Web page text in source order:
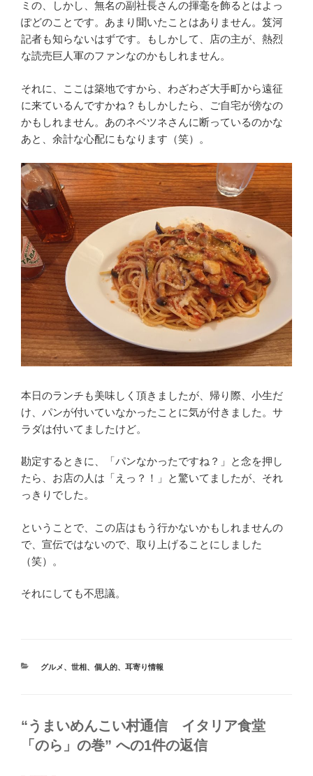
ミの、しかし、無名の副社長さんの揮毫を飾るとはよっ
ぽどのことです。あまり聞いたことはありません。笈河
記者も知らないはずです。もしかして、店の主が、熱烈
な読売巨人軍のファンなのかもしれません。
それに、ここは築地ですから、わざわざ大手町から遠征
に来ているんですかね？もしかしたら、ご自宅が傍なの
かもしれません。あのネベツネさんに断っているのかな
あと、余計な心配にもなります（笑）。
本日のランチも美味しく頂きましたが、帰り際、小生だ
け、パンが付いていなかったことに気が付きました。サ
ラダは付いてましたけど。
勘定するときに、「パンなかったですね？」と念を押し
たら、お店の人は「えっ？！」と驚いてましたが、それ
っきりでした。
ということで、この店はもう行かないかもしれませんの
で、宣伝ではないので、取り上げることにしました
（笑）。
それにしても不思議。
カ
グルメ、 世相、 個人的、 耳寄り情報
“うまいめんこい村通信 イタリア食堂
「のら」の巻” への1件の返信